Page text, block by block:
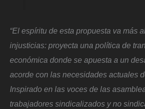
“El espíritu de esta propuesta va más
injusticias: proyecta una política de
económica donde se apuesta a un
acorde con las necesidades actuales
Inspirado en las voces de las
trabajadores sindicalizados y no